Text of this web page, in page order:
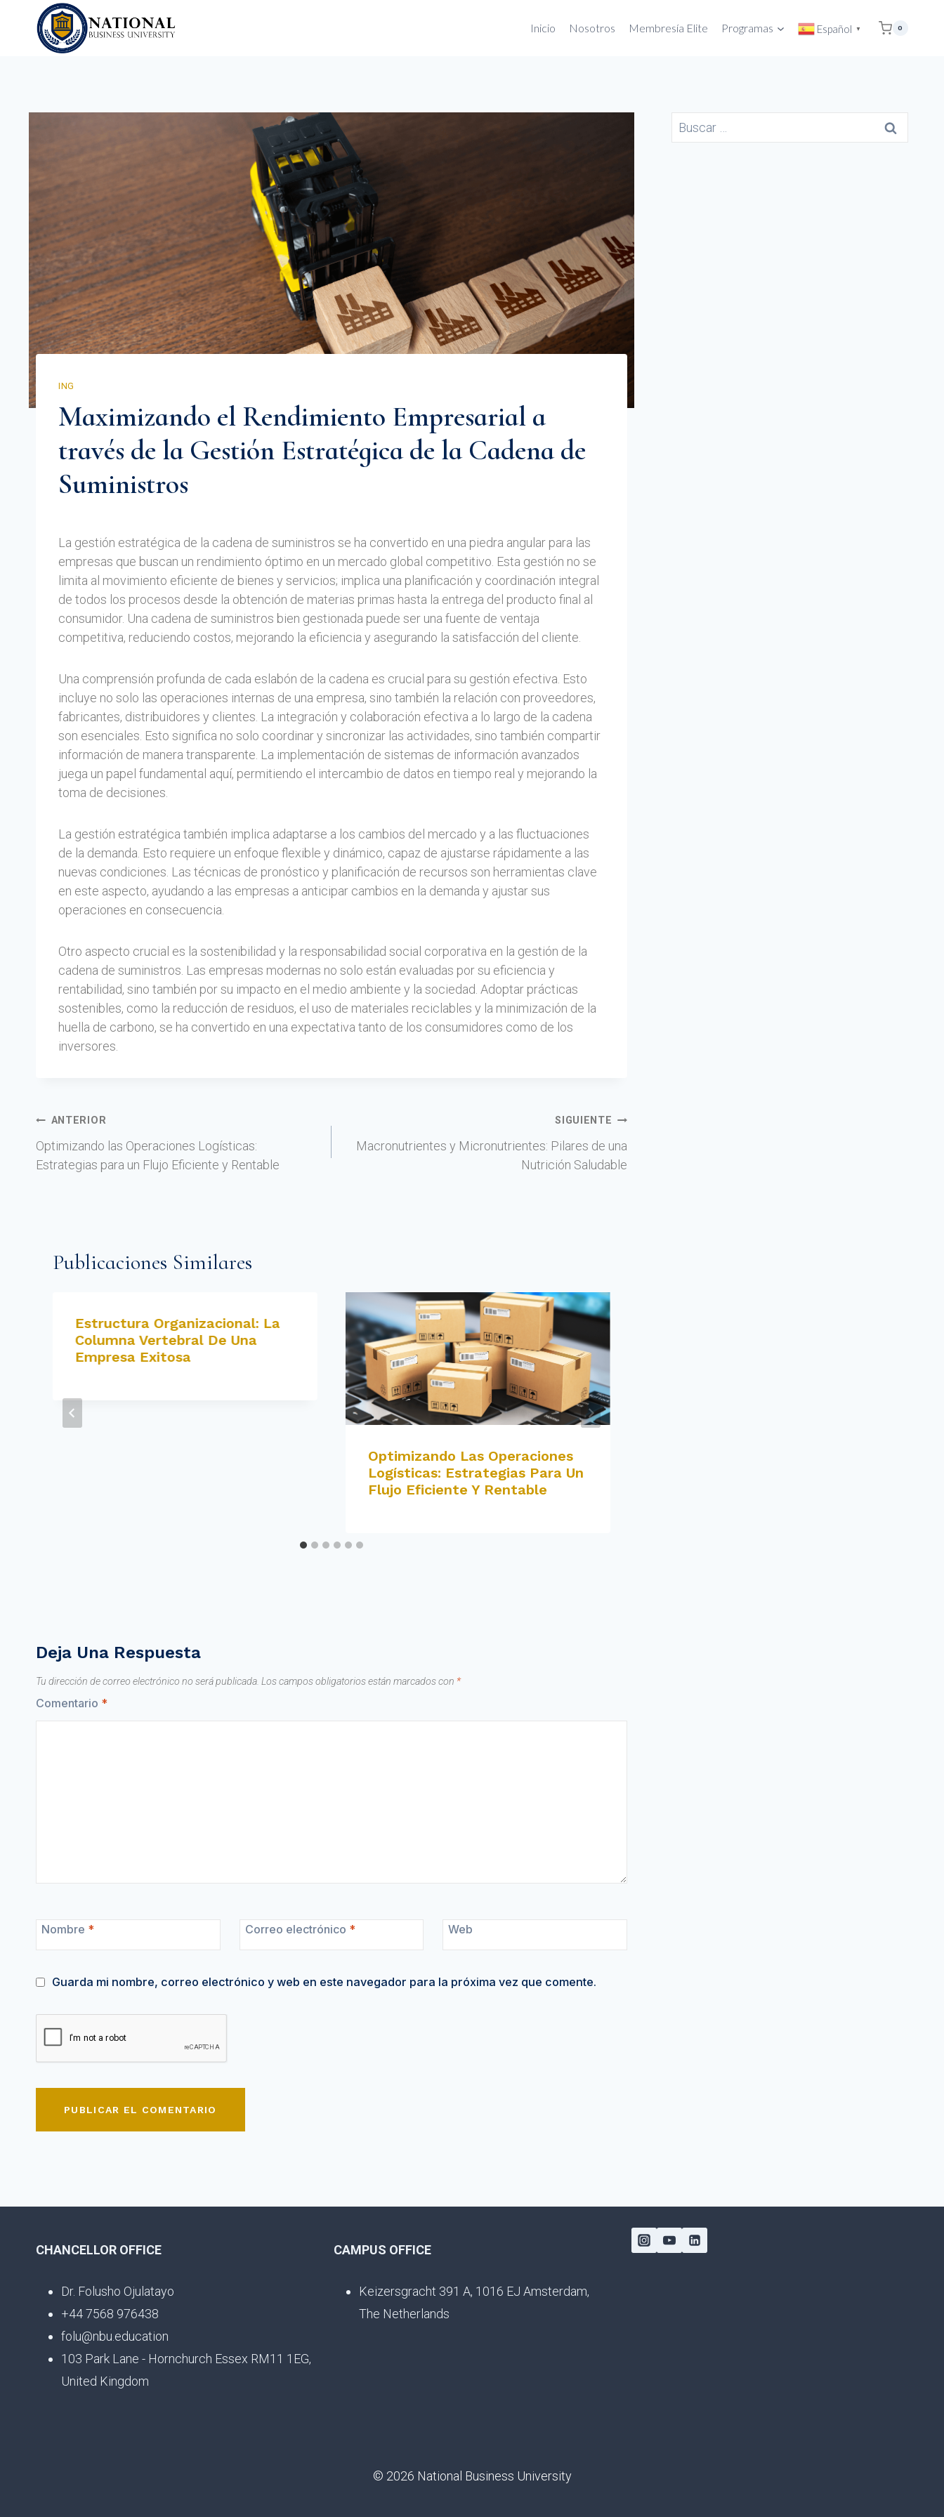
Inicio Nosotros Membresía Elite Programas Español ▼ 0
ING
Maximizando el Rendimiento Empresarial a
través de la Gestión Estratégica de la Cadena de
Suministros
Web
La gestión estratégica de la cadena de suministros se ha convertido en una piedra angular para las
empresas que buscan un rendimiento óptimo en un mercado global competitivo. Esta gestión no se
limita al movimiento eficiente de bienes y servicios; implica una planificación y coordinación integral
de todos los procesos desde la obtención de materias primas hasta la entrega del producto final al
consumidor. Una cadena de suministros bien gestionada puede ser una fuente de ventaja
competitiva, reduciendo costos, mejorando la eficiencia y asegurando la satisfacción del cliente.
Una comprensión profunda de cada eslabón de la cadena es crucial para su gestión efectiva. Esto
incluye no solo las operaciones internas de una empresa, sino también la relación con proveedores,
fabricantes, distribuidores y clientes. La integración y colaboración efectiva a lo largo de la cadena
son esenciales. Esto significa no solo coordinar y sincronizar las actividades, sino también compartir
información de manera transparente. La implementación de sistemas de información avanzados
juega un papel fundamental aquí, permitiendo el intercambio de datos en tiempo real y mejorando la
toma de decisiones.
La gestión estratégica también implica adaptarse a los cambios del mercado y a las fluctuaciones
de la demanda. Esto requiere un enfoque flexible y dinámico, capaz de ajustarse rápidamente a las
nuevas condiciones. Las técnicas de pronóstico y planificación de recursos son herramientas clave
en este aspecto, ayudando a las empresas a anticipar cambios en la demanda y ajustar sus
operaciones en consecuencia.
Otro aspecto crucial es la sostenibilidad y la responsabilidad social corporativa en la gestión de la
cadena de suministros. Las empresas modernas no solo están evaluadas por su eficiencia y
rentabilidad, sino también por su impacto en el medio ambiente y la sociedad. Adoptar prácticas
sostenibles, como la reducción de residuos, el uso de materiales reciclables y la minimización de la
huella de carbono, se ha convertido en una expectativa tanto de los consumidores como de los
inversores.
ANTERIOR
Optimizando las Operaciones Logísticas:
Estrategias para un Flujo Eficiente y Rentable
SIGUIENTE
Macronutrientes y Micronutrientes: Pilares de una
Nutrición Saludable
Publicaciones Similares
Estructura Organizacional: La
Columna Vertebral De Una
Empresa Exitosa
Optimizando Las Operaciones
Logísticas: Estrategias Para Un
Flujo Eficiente Y Rentable
Deja Una Respuesta
Tu dirección de correo electrónico no será publicada. Los campos obligatorios están marcados con *
Comentario *
Nombre * Correo electrónico * Web
Guarda mi nombre, correo electrónico y web en este navegador para la próxima vez que comente.
CHANCELLOR OFFICE
Dr. Folusho Ojulatayo
+44 7568 976438
folu@nbu.education
103 Park Lane - Hornchurch Essex RM11 1EG,
United Kingdom
CAMPUS OFFICE
Keizersgracht 391 A, 1016 EJ Amsterdam,
The Netherlands
© 2026 National Business University